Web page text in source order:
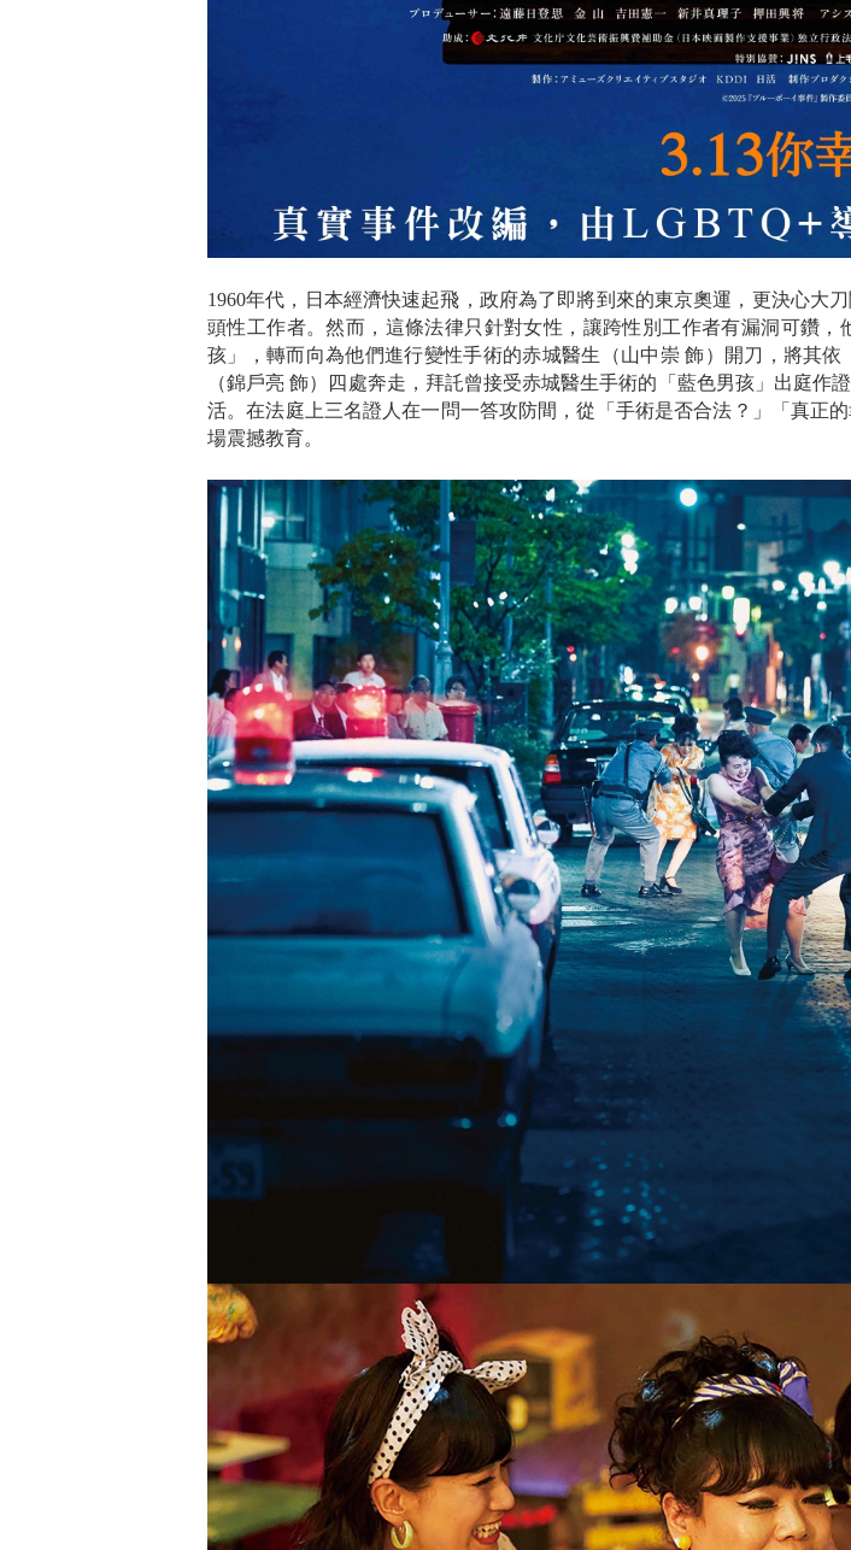
1960年代，日本經濟快速起飛，政府為了即將到來的東京奧運，更決心大
頭性工作者。然而，這條法律只針對女性，讓跨性別工作者有漏洞可鑽
孩」，轉而向為他們進行變性手術的赤城醫生（山中崇 飾）開刀，將其
（錦戶亮 飾）四處奔走，拜託曾接受赤城醫生手術的「藍色男孩」出庭
活。在法庭上三名證人在一問一答攻防間，從「手術是否合法？」「真正
場震撼教育。